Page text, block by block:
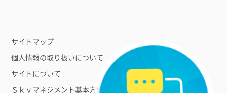
サイトマップ
個人情報の取り扱いについて
サイトについて
Ｓｋｙマネジメント基本方針